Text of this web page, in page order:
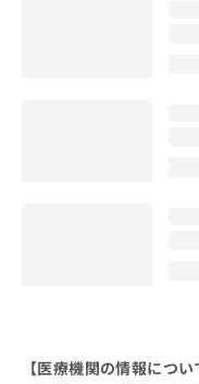
【医療機関の情報につい